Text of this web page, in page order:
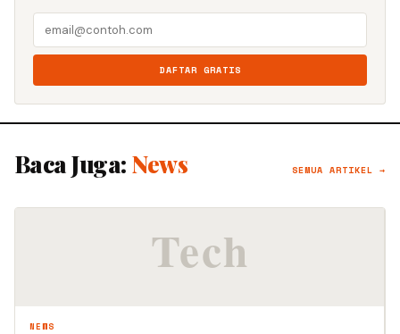
DAFTAR GRATIS
Baca Juga: News SEMUA ARTIKEL →
NEWS